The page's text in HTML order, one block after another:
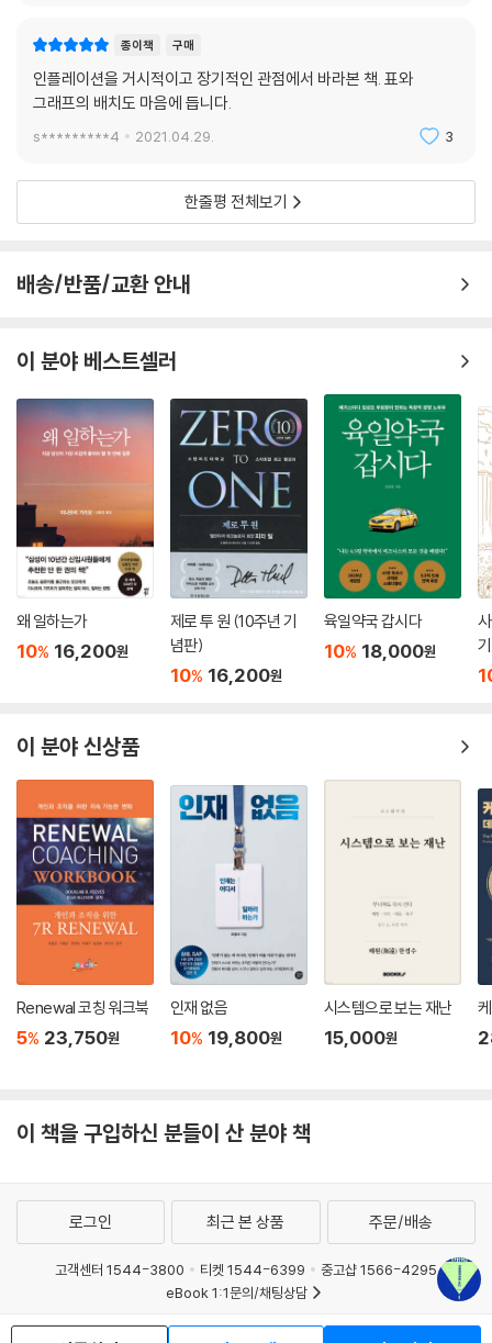
나 모니터링하는 활동에나 다소 도움이 될 것이다. 결과적으로 앞으로 가
정 내부나 외부의 노동력의 점점 더 큰 부분이 노인을 돌보는 일에 종사하
게 될 것이다. (96쪽)
4차 산업혁명의 운송수단이라 불리는 자동화는 대체보다는 보완의 역할
층 의료와 간병’이다. 간병에서 가장 중요한 역량은 감성지수(EQ)로, 정서
적인 탄력과 직관, 공감은 로봇이 제공하기 어려운 부분이다. 미국의과대
했는데, 이는 자동화가 여전히 의료 분야에서는 충분히 대체되기 어려움을
는 어느 정도 악영향을 상쇄시키겠지만 전면적인 대체가 가능하지는 않다
중장년층의 노동 참여를 늘리는 것 또한 한계가 있다. 현재의 연금 제도가
미래의 고령화 사회를 지탱하기 어려움을 감안했을 때 노년층의 노동참여
율은 더 높아져야 한다. 그러나 은퇴를 앞둔 연령층이 수명이 연장될 것을
인식했고, 늘어나는 노년층에 맞게 정부의 연금 제도가 삭감되거나 하향
조정되면서, 미래에 필요한 55~64세 인구와 여성 노동자의 노동참여율
이 이미 상당한 수준으로 높아진 상태이다. 그렇기에 지금보다도 인구변동
문제가 심각해졌을 때 노동참여율이 더 증가할 여지는 그리 크지 않다.
마지막으로, 인도, 아프리카와 같은 신흥시장경제의 풍부한 노동력은 수
치상으로는 인구변동에 희망적으로 보이기도 한다. 그러나 그들이 과연 경
제적으로도 중국이 그랬던 것처럼 ‘제2의 중국’의 역할을 해낼 수 있을지는
낙관할 수 없다. 인도는 이후 20년 동안 중국이 이룬 경제성장률을 능가하
프리카 또한 파편화된 경제, 인적 자본의 부족, 정치적인 문제를 내포하고
있다.
요약하자면 이러한 이유들로, 인구변동을 상쇄할 수 있는 요인들에서 긍정
적인 전망을 건져 올리기란 쉽지 않다는 것이 저자들의 주장이다.
미래는 과거와 완전히 다를 것이다
인플레이션은 상호작용하는 몇 가지 힘들의 결과이다. 그 힘에는 내재하는
구조적인 추세와 인구변동, 세계화, 저축과 투자의 거시경제적 균형, 순전
히 통화적인 현상 등이 있다. 직관적으로는 노동자와 피부양자의 균형이
작용한다. 노동자는 대개 소비하는 것보다 더 생산하는 반면, 피부양자(노
년과 유소년)는 생산하는 것보다 더 소비한다. 불가피한 결론은 노동자로
1980년대 이후로 지속된 저물가, 고부채의 시대가 저물고 있다. 수십 년
지 못했듯, 앞으로의 세계 경제가 어떻게 진행될지는 두고 봐야 할 일이다.
그러나 분명한 건 대역전은 이미 진행 중이라는 사실이다. 대금융위기 이
후에도 인플레이션에 대한 경보가 울렸으나 ‘양치기 소년의 거짓말’에 불
과하였다. 그러나 지금은 그때와 다르다. 코로나19라는 엄청난 변수가 세
계 경제 깊숙이 유입되었고, 엄청난 현금이 시장에 유통되었다. 뿐만 아니
라 세계 경제에서 디플레이션적인 역할을 했던 중국의 위대한 기여는 정점
종이책 구매
인플레이션을 거시적이고 장기적인 관점에서 바라본 책. 표와
그래프의 배치도 마음에 듭니다.
s*********4 2021.04.29. 3
한줄평 전체보기
배송/반품/교환 안내
이 분야 베스트셀러
왜 일하는가
10% 16,200원
제로 투 원 (10주년 기
념판)
10% 16,200원
육일약국 갑시다
10% 18,000원
이 분야 신상품
Renewal 코칭 워크북
5% 23,750원
인재 없음
10% 19,800원
시스템으로 보는 재난
15,000원
이 책을 구입하신 분들이 산 분야 책
로그인 최근 본 상품 주문/배송
고객센터 1544-3800 티켓 1544-6399
중고샵 1566-4295
eBook 1:1문의/채팅상담
예스이십사(주) 사업자 정보